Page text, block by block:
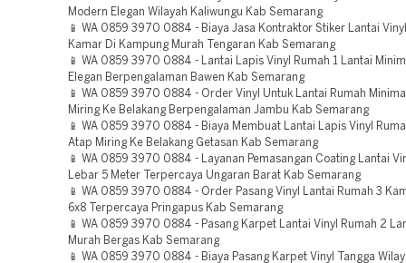
Modern Elegan Wilayah Kaliwungu Kab Semarang
📱 WA 0859 3970 0884 - Biaya Jasa Kontraktor Stiker Lantai
Kamar Di Kampung Murah Tengaran Kab Semarang
📱 WA 0859 3970 0884 - Lantai Lapis Vinyl Rumah 1 Lantai
Elegan Berpengalaman Bawen Kab Semarang
📱 WA 0859 3970 0884 - Order Vinyl Untuk Lantai Rumah
Miring Ke Belakang Berpengalaman Jambu Kab Semarang
📱 WA 0859 3970 0884 - Biaya Membuat Lantai Lapis Vinyl
Atap Miring Ke Belakang Getasan Kab Semarang
📱 WA 0859 3970 0884 - Layanan Pemasangan Coating Lantai
Lebar 5 Meter Terpercaya Ungaran Barat Kab Semarang
📱 WA 0859 3970 0884 - Order Pasang Vinyl Lantai Rumah 3
6x8 Terpercaya Pringapus Kab Semarang
📱 WA 0859 3970 0884 - Pasang Karpet Lantai Vinyl Rumah 2
Murah Bergas Kab Semarang
📱 WA 0859 3970 0884 - Biaya Pasang Karpet Vinyl Tangga